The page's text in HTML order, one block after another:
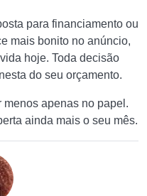
para financiamento ou
mais bonito no anúncio,
hoje. Toda decisão
do seu orçamento.
menos apenas no papel.
ainda mais o seu mês.